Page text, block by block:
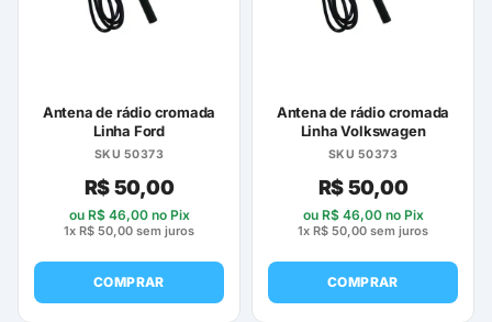
Antena de rádio cromada
Linha Ford
SKU 50373
R$50,00
ou R$46,00no Pix
1x R$ 50,00 sem juros
COMPRAR
Antena de rádio cromada
Linha Volkswagen
SKU 50373
R$50,00
ou R$46,00no Pix
1x R$ 50,00 sem juros
COMPRAR